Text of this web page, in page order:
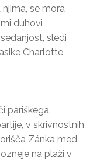
se mora
duhovi
sledi
Charlotte
pariškega
v skrivnostnih
Zánka med
na plaži v